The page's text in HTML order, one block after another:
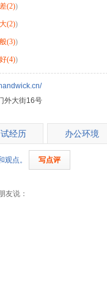
(2))
(2))
(3))
(4))
大街16号
经历 办公环境
点。 写点评
友说：